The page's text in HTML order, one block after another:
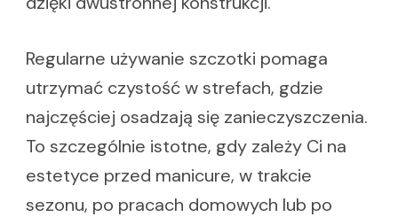
Regularne używanie szczotki pomaga
utrzymać czystość w strefach, gdzie
najczęściej osadzają się zanieczyszczenia.
To szczególnie istotne, gdy zależy Ci na
estetyce przed manicure, w trakcie
sezonu, po pracach domowych lub po